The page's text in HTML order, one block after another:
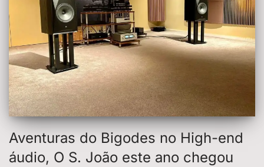
Aventuras do Bigodes no High-end
áudio, O S. João este ano chegou